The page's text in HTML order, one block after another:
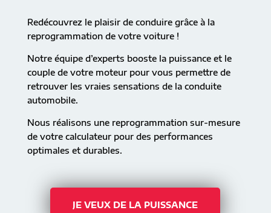
Redécouvrez le plaisir de conduire grâce à la
reprogrammation de votre voiture !
Notre équipe d’experts booste la puissance et le
couple de votre moteur pour vous permettre de
retrouver les vraies sensations de la conduite
automobile.
Nous réalisons une reprogrammation sur-mesure
de votre calculateur pour des performances
optimales et durables.
JE VEUX DE LA PUISSANCE